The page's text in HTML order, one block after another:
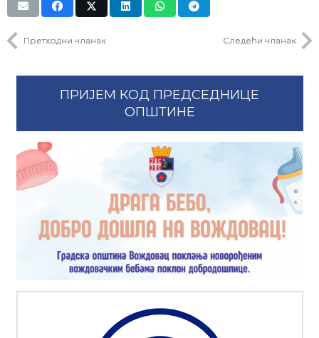
Претходни чланак Следећи чланак
ПРИЈЕМ КОД ПРЕДСЕДНИЦЕ
ОПШТИНЕ